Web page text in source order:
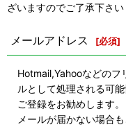
ざいますのでご了承下さい
メールアドレス [必須]
Hotmail,Yahooなどのフ
ルとして処理される可
ご登録をお勧めします
メールが届かない場合